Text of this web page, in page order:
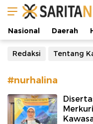
Manifestasi Arus
Nasional Daerah
Redaksi Tentang
#nurhalina